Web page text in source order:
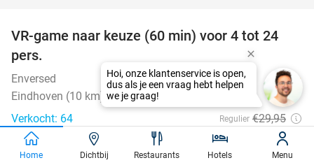
35%
VR-game naar keuze (60 min) voor 4 tot 24
pers.
Enversed 9.1star
Eindhoven (10 km)
Verkocht: 64
Regulier €29,95
€19
favorite_border
Home Dichtbij Restaurants Hotels Menu